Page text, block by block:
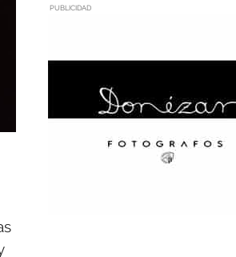
PUBLICIDAD